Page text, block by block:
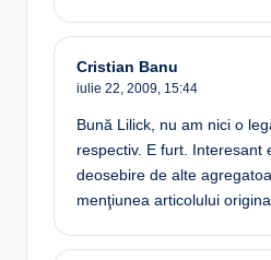
Cristian Banu
iulie 22, 2009, 15:44
Bună Lilick, nu am nici o
respectiv. E furt. Interesant
deosebire de alte
menţiunea articolului original.